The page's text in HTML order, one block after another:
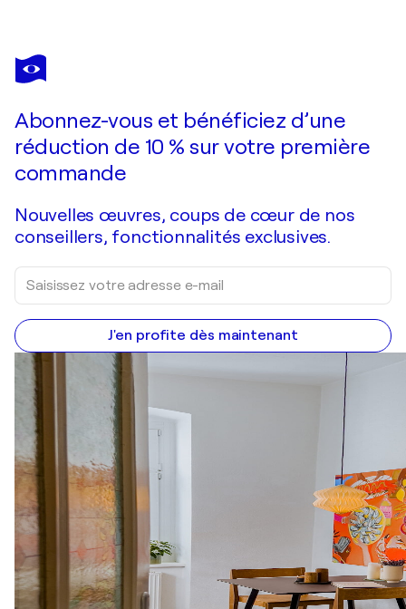
JOONG-
HYUN
Je passe commande
Abonnez-vous et bénéficiez d’une
réduction de 10 % sur votre première
commande
Nouvelles œuvres, coups de cœur de nos
conseillers, fonctionnalités exclusives.
J'en profite dès maintenant